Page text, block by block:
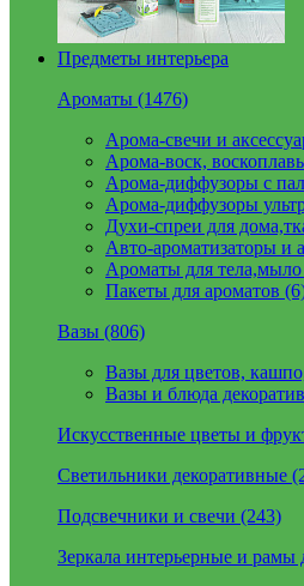
Предметы интерьера
Ароматы (1476)
Арома-свечи и
Арома-воск,
Арома-диффузоры с
Арома-диффузоры
Духи-спреи для
Авто-ароматизаторы и
Ароматы для
Пакеты для ароматов
Вазы (806)
Вазы для цветов,
Вазы и блюда
Искусственные цветы и
Светильники декоративные
Подсвечники и свечи (243)
Зеркала интерьерные и рамы